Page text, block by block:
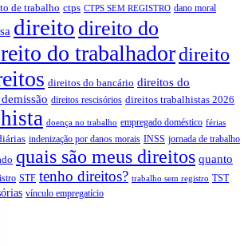
de trabalho ctps CTPS SEM REGISTRO dano moral
direito direito do
do trabalhadordireito
direitos do bancário direitos do
direitos rescisórios direitos trabalhistas 2026
doença no trabalho empregado doméstico férias
indenização por danos morais INSS jornada de trabalho
quais são meus direitos quanto
STF tenho direitos? trabalho sem registro TST
vínculo empregatício